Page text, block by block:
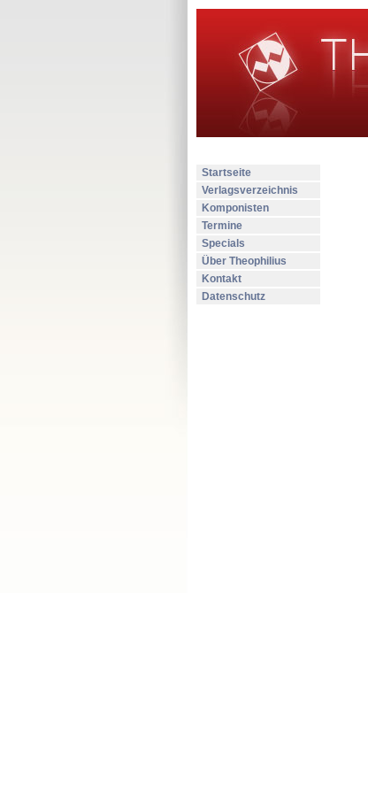
Startseite
Verlagsverzeichnis
Komponisten
Termine
Specials
Über Theophilius
Kontakt
Datenschutz